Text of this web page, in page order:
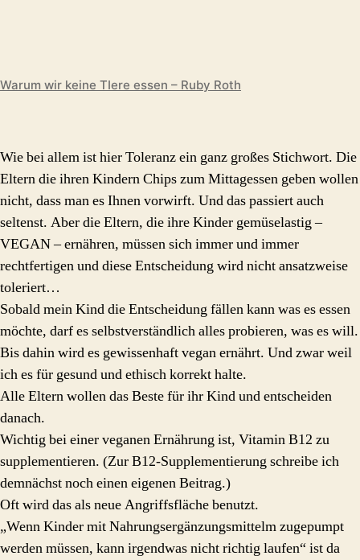
Warum wir keine TIere essen – Ruby Roth
Wie bei allem ist hier Toleranz ein ganz großes Stichwort. Die
Eltern die ihren Kindern Chips zum Mittagessen geben wollen
nicht, dass man es Ihnen vorwirft. Und das passiert auch
seltenst. Aber die Eltern, die ihre Kinder gemüselastig –
VEGAN – ernähren, müssen sich immer und immer
rechtfertigen und diese Entscheidung wird nicht ansatzweise
toleriert…
Sobald mein Kind die Entscheidung fällen kann was es essen
möchte, darf es selbstverständlich alles probieren, was es will.
Bis dahin wird es gewissenhaft vegan ernährt. Und zwar weil
ich es für gesund und ethisch korrekt halte.
Alle Eltern wollen das Beste für ihr Kind und entscheiden
danach.
Wichtig bei einer veganen Ernährung ist, Vitamin B12 zu
supplementieren. (Zur B12-Supplementierung schreibe ich
demnächst noch einen eigenen Beitrag.)
Oft wird das als neue Angriffsfläche benutzt.
„Wenn Kinder mit Nahrungsergänzungsmittelm zugepumpt
werden müssen, kann irgendwas nicht richtig laufen“ ist da